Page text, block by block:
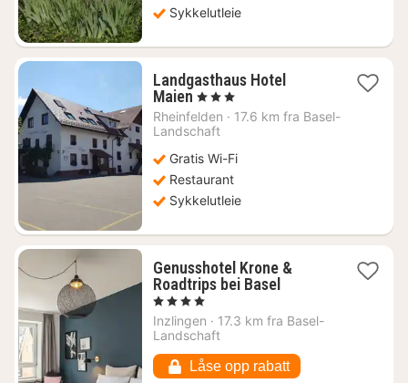
Sykkelutleie
Landgasthaus Hotel
Maien 1
natt
fra
kr.
, 3 Stjerner
Rheinfelden · 17.6 km fra Basel-
Landschaft
Gratis Wi-Fi
Restaurant
Sykkelutleie
Genusshotel Krone &
Roadtrips bei Basel1
fra
, 4 Stjerner
Inzlingen · 17.3 km fra Basel-
Landschaft
Låse opp rabatt